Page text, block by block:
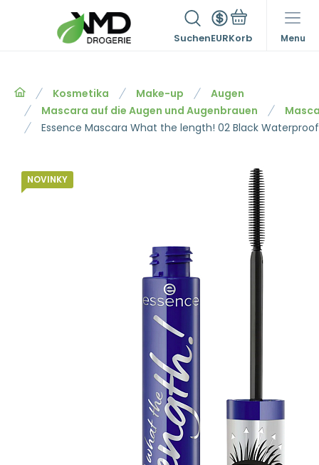
SuchenEUR Menu
Kosmetika Make-up
Augen
Mascara auf die Augen und Augenbrauen
Essence Mascara What the length! 02 Black
NOVINKY